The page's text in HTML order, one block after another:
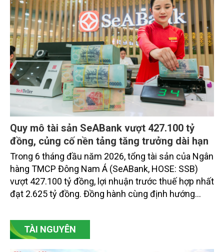
Quy mô tài sản SeABank vượt 427.100 tỷ
đồng, củng cố nền tảng tăng trưởng dài hạn
Trong 6 tháng đầu năm 2026, tổng tài sản của Ngân
hàng TMCP Đông Nam Á (SeABank, HOSE: SSB)
vượt 427.100 tỷ đồng, lợi nhuận trước thuế hợp nhất
đạt 2.625 tỷ đồng. Đồng hành cùng định hướng
SeABank tiếp tục duy trì hoạt động hiệu quả, mở
rộng tín dụng, củng cố nguồn vốn và đảm bảo các
TÀI NGUYÊN